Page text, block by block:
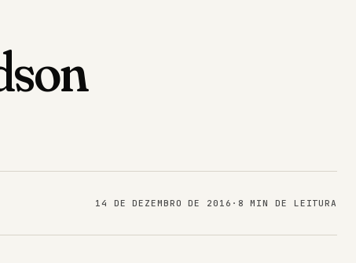
14 DE DEZEMBRO DE 2016 · 8 MIN DE LEITURA